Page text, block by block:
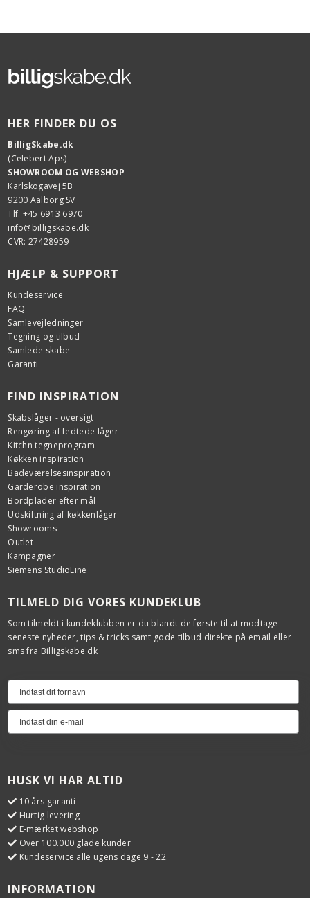
HER FINDER DU OS
BilligSkabe.dk
(Celebert Aps)
SHOWROOM OG WEBSHOP
Karlskogavej 5B
9200 Aalborg SV
Tlf. +45 6913 6970
info@billigskabe.dk
CVR: 27428959
HJÆLP & SUPPORT
Kundeservice
FAQ
Samlevejledninger
Tegning og tilbud
Samlede skabe
Garanti
FIND INSPIRATION
Skabslåger - oversigt
Rengøring af fedtede låger
Kitchn tegneprogram
Køkken inspiration
Badeværelsesinspiration
Garderobe inspiration
Bordplader efter mål
Udskiftning af køkkenlåger
Showrooms
Outlet
Kampagner
Siemens StudioLine
TILMELD DIG VORES KUNDEKLUB
Som tilmeldt i kundeklubben er du blandt de første til at modtage
seneste nyheder, tips & tricks samt gode tilbud direkte på email eller
sms fra Billigskabe.dk
HUSK VI HAR ALTID
10 års garanti
Hurtig levering
E-mærket webshop
Over 100.000 glade kunder
Kundeservice alle ugens dage 9 - 22.
INFORMATION